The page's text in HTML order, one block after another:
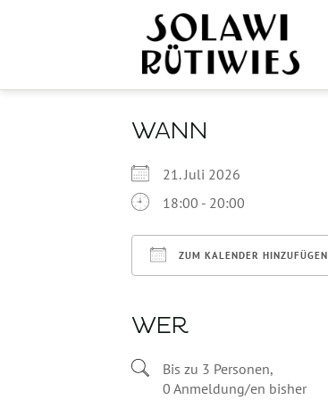
WANN
21. Juli 2026
18:00 - 20:00
ZUM KALENDER HINZUFÜGEN
WER
Bis zu 3 Personen,
0 Anmeldung/en bisher